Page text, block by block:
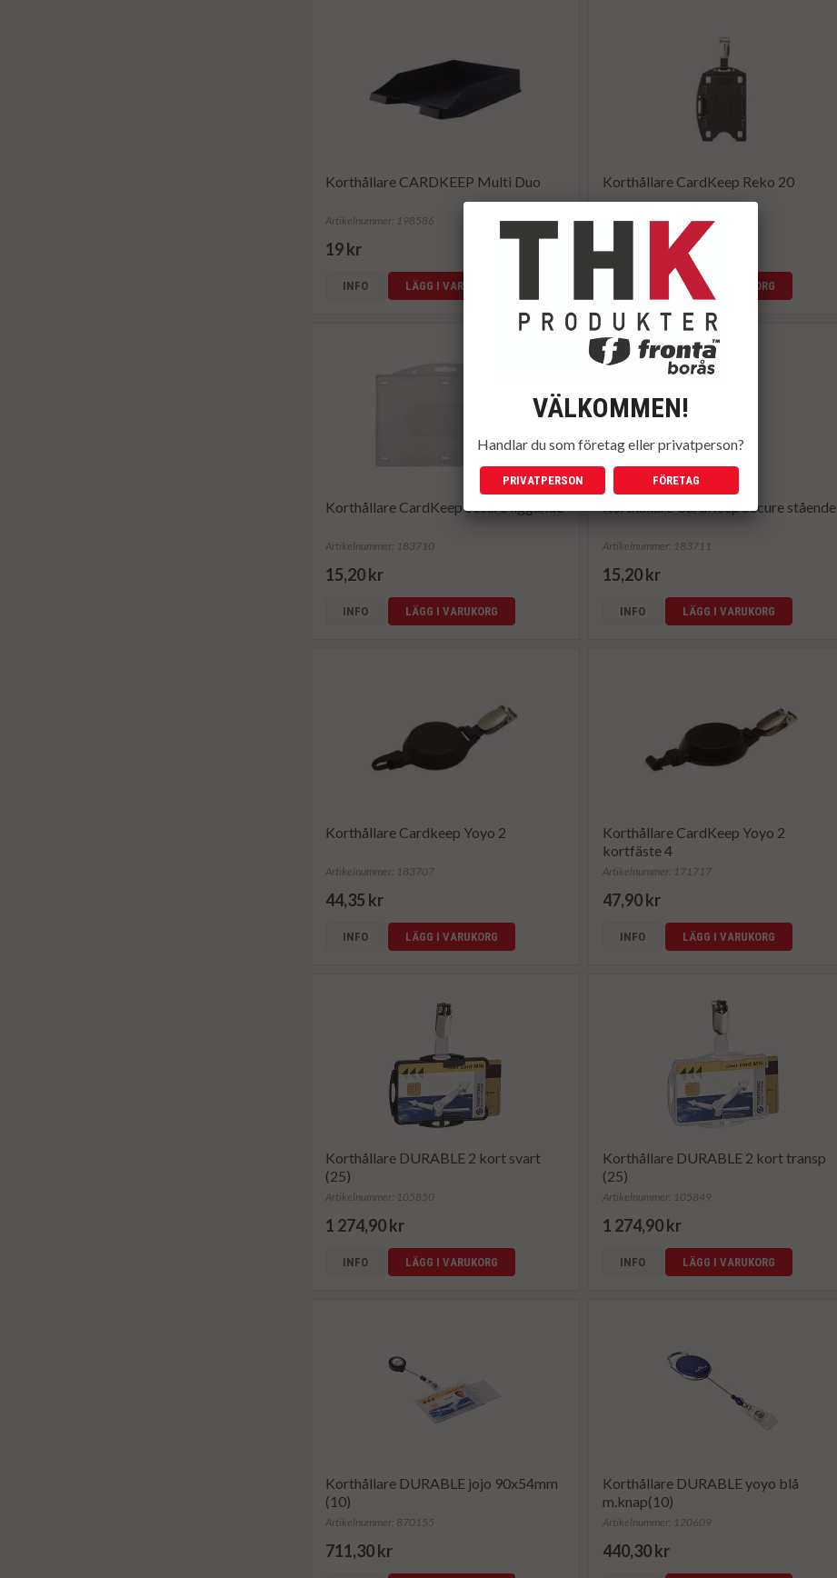
Korthållare CARDKEEP Multi Duo
Artikelnummer: 198586
19 kr
INFO LÄGG I VARUKORG
Korthållare CardKeep Reko 20
Artikelnummer: 171718
20,60 kr
LÄGG I VARUKORG
Korthållare CardKeep Secure liggande
Artikelnummer: 183710
15,20 kr
INFO LÄGG I VARUKORG
Korthållare CardKeep Secure stående
Artikelnummer: 183711
15,20 kr
INFO LÄGG I VARUKORG
Korthållare Cardkeep Yoyo 2
Artikelnummer: 183707
44,35 kr
INFO LÄGG I VARUKORG
Korthållare CardKeep Yoyo 2
kortfäste 4
Artikelnummer: 171717
47,90 kr
INFO LÄGG I VARUKORG
Korthållare DURABLE 2 kort svart
(25)
Artikelnummer: 105850
1 274,90 kr
INFO LÄGG I VARUKORG
Korthållare DURABLE 2 kort transp
(25)
Artikelnummer: 105849
1 274,90 kr
INFO LÄGG I VARUKORG
Korthållare DURABLE jojo 90x54mm
(10)
Artikelnummer: 870155
711,30 kr
Korthållare DURABLE yoyo blå
m.knap(10)
Artikelnummer: 120609
440,30 kr
VÄLKOMMEN!
Handlar du som företag eller privatperson?
PRIVATPERSON FÖRETAG